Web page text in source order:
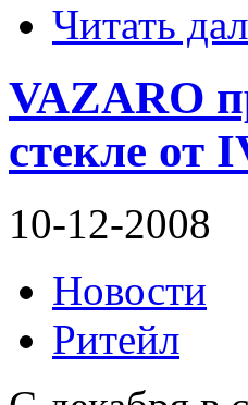
Читать
VAZARO
стекле от
10-12-2008
Новости
Ритейл